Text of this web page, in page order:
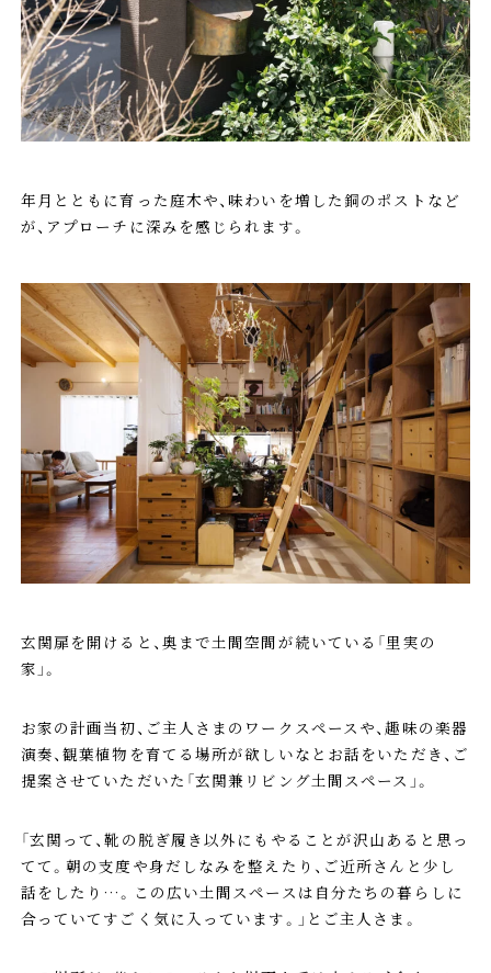
年月とともに育った庭木や、味わいを増した銅のポストなど
が、アプローチに深みを感じられます。
玄関扉を開けると、奥まで土間空間が続いている「里実の
家」。
お家の計画当初、ご主人さまのワークスペースや、趣味の楽器
演奏、観葉植物を育てる場所が欲しいなとお話をいただき、ご
提案させていただいた「玄関兼リビング土間スペース」。
「玄関って、靴の脱ぎ履き以外にもやることが沢山あると思っ
てて。朝の支度や身だしなみを整えたり、ご近所さんと少し
話をしたり…。この広い土間スペースは自分たちの暮らしに
合っていてすごく気に入っています。」とご主人さま。